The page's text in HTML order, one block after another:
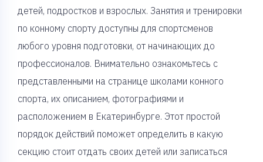
детей, подростков и взрослых. Занятия и тренировки
по конному спорту доступны для спортсменов
любого уровня подготовки, от начинающих до
профессионалов. Внимательно ознакомьтесь с
представленными на странице школами конного
спорта, их описанием, фотографиями и
расположением в Екатеринбурге. Этот простой
порядок действий поможет определить в какую
секцию стоит отдать своих детей или записаться